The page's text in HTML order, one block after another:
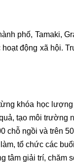
phố, Tamaki,
động xã hội.
khóa học
tạo môi
chỗ ngồi và trên
tổ chức các
tâm giải trí,